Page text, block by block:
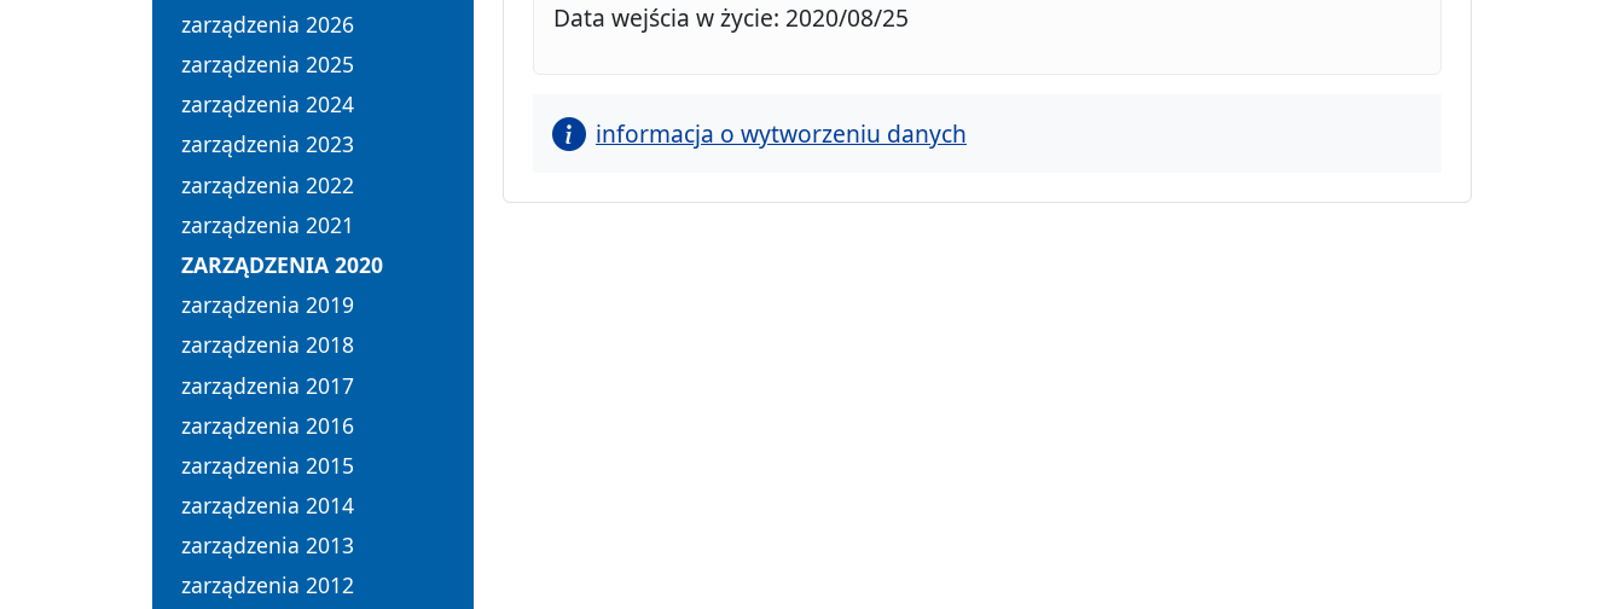
zarządzenia 2026
zarządzenia 2025
zarządzenia 2024
zarządzenia 2023
zarządzenia 2022
zarządzenia 2021
ZARZĄDZENIA 2020
zarządzenia 2019
zarządzenia 2018
zarządzenia 2017
zarządzenia 2016
zarządzenia 2015
zarządzenia 2014
zarządzenia 2013
zarządzenia 2012
Data wejścia w życie: 2020/08/25
informacja o wytworzeniu danych